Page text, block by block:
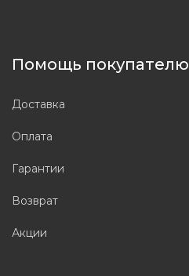
Помощь покупателю
Доставка
Оплата
Гарантии
Возврат
Акции